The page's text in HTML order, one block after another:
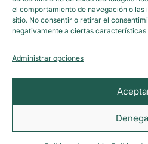
el comportamiento de navegación o
sitio. No consentir o retirar el
negativamente a ciertas características
Administrar opciones